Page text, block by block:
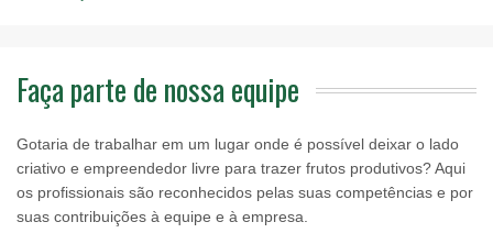
Faça parte de nossa equipe
Gotaria de trabalhar em um lugar onde é possível deixar o lado
criativo e empreendedor livre para trazer frutos produtivos? Aqui
os profissionais são reconhecidos pelas suas competências e por
suas contribuições à equipe e à empresa.